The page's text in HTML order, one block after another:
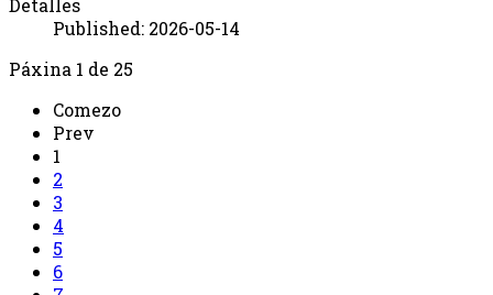
Published: 2026-05-14
Páxina 1 de 25
Comezo
Prev
1
2
3
4
5
6